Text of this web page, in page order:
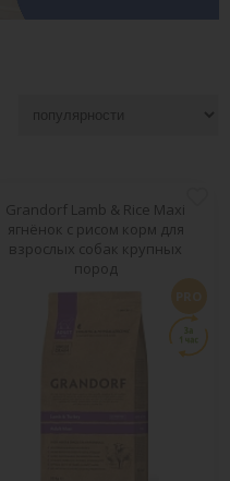
Grandorf Lamb & Rice Maxi
ягнёнок с рисом корм для
взрослых собак крупных
пород